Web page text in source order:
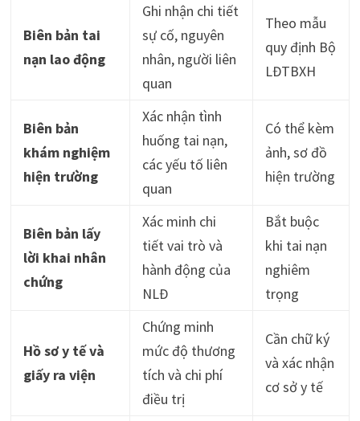
Biên bản tai
nạn lao động
Ghi nhận chi tiết
sự cố, nguyên
nhân, người liên
quan
Theo mẫu
quy định Bộ
LĐTBXH
Biên bản
khám nghiệm
hiện trường
Xác nhận tình
huống tai nạn,
các yếu tố liên
quan
Có thể kèm
ảnh, sơ đồ
hiện trường
Biên bản lấy
lời khai nhân
chứng
Xác minh chi
tiết vai trò và
hành động của
NLĐ
Bắt buộc
khi tai nạn
nghiêm
trọng
Hồ sơ y tế và
giấy ra viện
Chứng minh
mức độ thương
tích và chi phí
điều trị
Cần chữ ký
và xác nhận
cơ sở y tế